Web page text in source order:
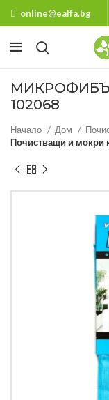
online@ealfa.bg
102068
Начало Дом
Почистващи и мокри